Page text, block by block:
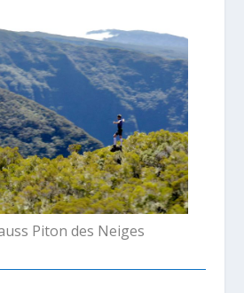
Piton des Neiges